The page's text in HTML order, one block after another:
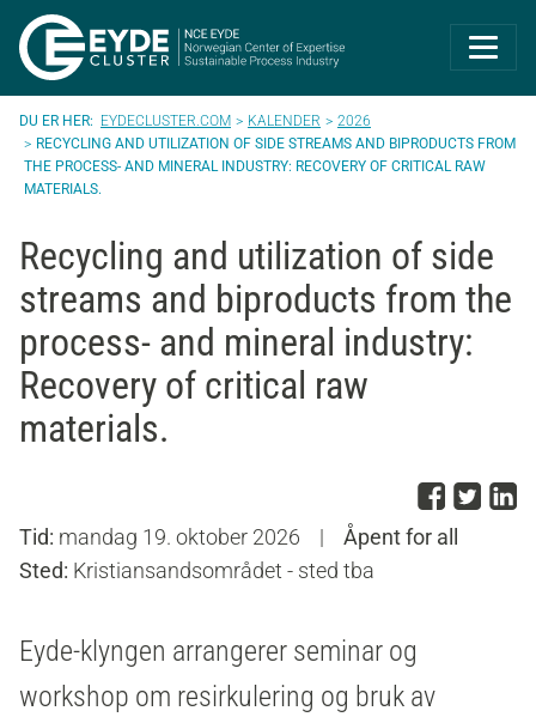
Eyde-Cluster |
EYDECLUSTER.COM KALENDER
2026
RECYCLING AND UTILIZATION OF SIDE STREAMS AND BIPRODUCTS FROM
THE PROCESS- AND MINERAL INDUSTRY: RECOVERY OF CRITICAL RAW
MATERIALS.
Recycling and utilization of side
streams and biproducts from the
process- and mineral industry:
Recovery of critical raw
materials.
DelDel
Tid: mandag 19. oktober 2026 |
Åpent for all
Sted: Kristiansandsområdet - sted tba
Eyde-klyngen arrangerer seminar og
workshop om resirkulering og bruk av